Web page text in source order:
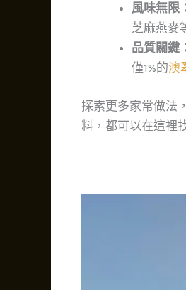
風味無限
芝麻燕麥
品質關鍵
僅1%的澳
探索更多家常做法
料，都可以在這裡